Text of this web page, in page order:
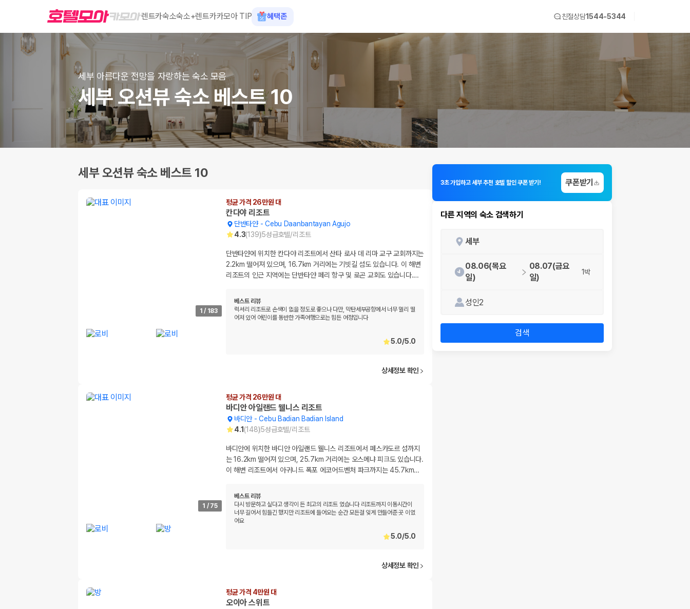
렌트카숙소숙소+렌트카카모아 TIP 혜택존 친절상담1544-5344
세부 아름다운 전망을 자랑하는 숙소 모음
세부 오션뷰 숙소 베스트 10
세부 오션뷰 숙소 베스트 10
1 / 183
평균 가격 26만원 대
칸다야 리조트
단반타얀-Cebu Daanbantayan Agujo
4.3(139)5성급호텔/리조트
단반타얀에 위치한 칸다야 리조트에서 산타 로사 데 리마 교구 교회까지는
2.2km 떨어져 있으며, 16.7km 거리에는 기빗길 섬도 있습니다. 이 해변
리조트의 인근 지역에는 단반타얀 페리 항구 및 로곤 교회도 있습니다.…
베스트 리뷰
럭셔리 리조트로 손색이 없을 정도로 좋으나 다만, 막탄세부공항에서 너무 멀리 떨
어져 있어 어린이를 동반한 가족여행으로는 힘든 여정입니다
5.0/5.0
상세정보 확인
1 / 75
평균 가격 26만원 대
바디안 아일랜드 웰니스 리조트
바디안-Cebu Badian Badian Island
4.1 (148)5성급호텔/리조트
바디안에 위치한 바디안 아일랜드 웰니스 리조트에서 페스카도르 섬까지
는 16.2km 떨어져 있으며, 25.7km 거리에는 오스메냐 피크도 있습니다.
이 해변 리조트에서 아귀니드 폭포 에코어드벤처 파크까지는 45.7km…
베스트 리뷰
다시 방문하고 싶다고 생각이 든 최고의 리조트 였습니다 리조트까지 이동시간이
너무 길어서 힘들긴 했지만 리조트에 들어오는 순간 모든걸 잊게 만들어준 곳 이였
어요
5.0/5.0
상세정보 확인
평균 가격 4만원 대
오이아 스위트
3초 가입하고 세부 추천 호텔 할인 쿠폰 받기! 쿠폰받기
다른 지역의 숙소 검색하기
세부
08.06(목요
일)
08.07(금요
일)
1박
성인2
검색